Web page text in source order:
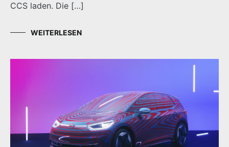
CCS laden. Die […]
WEITERLESEN